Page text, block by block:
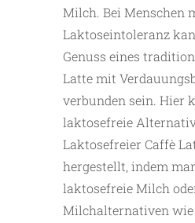
Milch. Bei Menschen
Laktoseintoleranz
Genuss eines
Latte mit
verbunden sein. Hier
laktosefreie
Laktosefreier Caffè
hergestellt, indem
laktosefreie Milch
Milchalternativen wie